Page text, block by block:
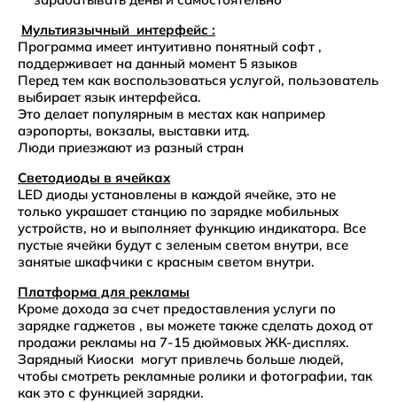
Мультиязычный интерфейс :
Программа имеет интуитивно понятный софт ,
поддерживает на данный момент 5 языков
Перед тем как воспользоваться услугой, пользователь
выбирает язык интерфейса.
Это делает популярным в местах как например
аэропорты, вокзалы, выставки итд.
Люди приезжают из разный стран
Светодиоды в ячейках
LED диоды установлены в каждой ячейке, это не
только украшает станцию по зарядке мобильных
устройств, но и выполняет функцию индикатора. Все
пустые ячейки будут с зеленым светом внутри, все
занятые шкафчики с красным светом внутри.
Платформа для рекламы
Кроме дохода за счет предоставления услуги по
зарядке гаджетов , вы можете также сделать доход от
продажи рекламы на 7-15 дюймовых ЖК-дисплях.
Зарядный Киоски могут привлечь больше людей,
чтобы смотреть рекламные ролики и фотографии, так
как это с функцией зарядки.